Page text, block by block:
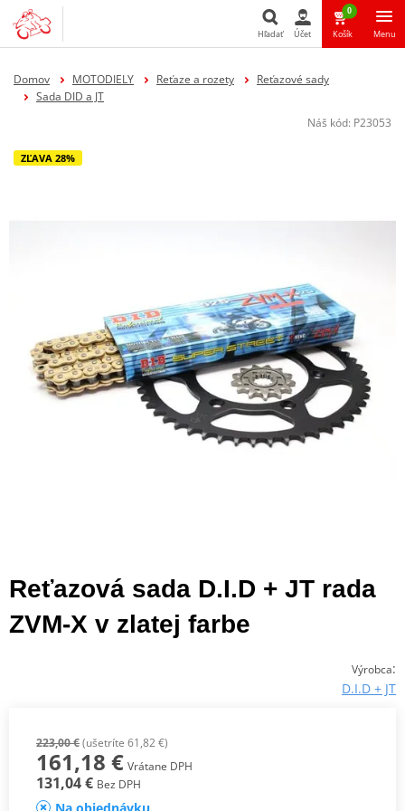
Hľadať Účet
0
Košík Menu
Domov MOTODIELY Reťaze a rozety
Reťazové sady
Sada DID a JT
Náš kód: P23053
ZĽAVA 28%
Reťazová sada D.I.D + JT rada
ZVM-X v zlatej farbe
Výrobca:
D.I.D + JT
223,00 €(ušetríte 61,82 €)
161,18 € Vrátane DPH
131,04 € Bez DPH